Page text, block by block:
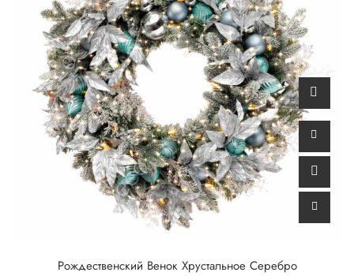
Рождественский Венок Хрустальное Серебро